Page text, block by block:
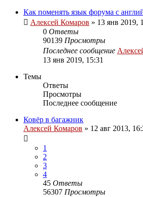
Как поменять язык форума с
Алексей Комаров » 13 янв 2019,
0 Ответы
90139 Просмотры
Последнее сообщение
13 янв 2019, 15:31
Темы
Ответы
Просмотры
Последнее сообщение
Ковёр в багажник
Алексей Комаров » 12 авг 2013,
1
2
3
4
45 Ответы
56307 Просмотры